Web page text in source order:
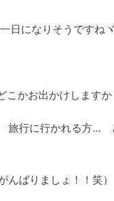
日になりそうですね
かお出かけしますか
旅行に行かれる方…
んばりましょ！！笑）